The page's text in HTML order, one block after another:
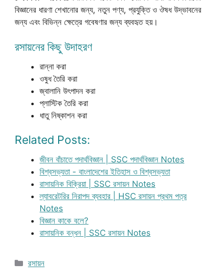
বিজ্ঞানের ধারণা শেখানোর জন্য, নতুন পণ্য, প্রযুক্তি ও ঔষধ উদ্ভাবনের
জন্য এবং বিভিন্ন ক্ষেত্রে গবেষণার জন্য ব্যবহৃত হয়।
রসায়নের কিছু উদাহরণ
রান্না করা
ওষুধ তৈরি করা
জ্বালানি উৎপাদন করা
প্লাস্টিক তৈরি করা
ধাতু নিষ্কাশন করা
Related Posts:
জীবন বাঁচাতে পদার্থবিজ্ঞান | SSC পদার্থবিজ্ঞান Notes
বিশ্বসভ্যতা - বাংলাদেশের ইতিহাস ও বিশ্বসভ্যতা
রাসায়নিক বিক্রিয়া | SSC রসায়ন Notes
ল্যাবরেটরির নিরাপদ ব্যবহার | HSC রসায়ন প্রথম পত্র
Notes
বিজ্ঞান কাকে বলে?
রাসায়নিক বন্ধন | SSC রসায়ন Notes
Categories
রসায়ন